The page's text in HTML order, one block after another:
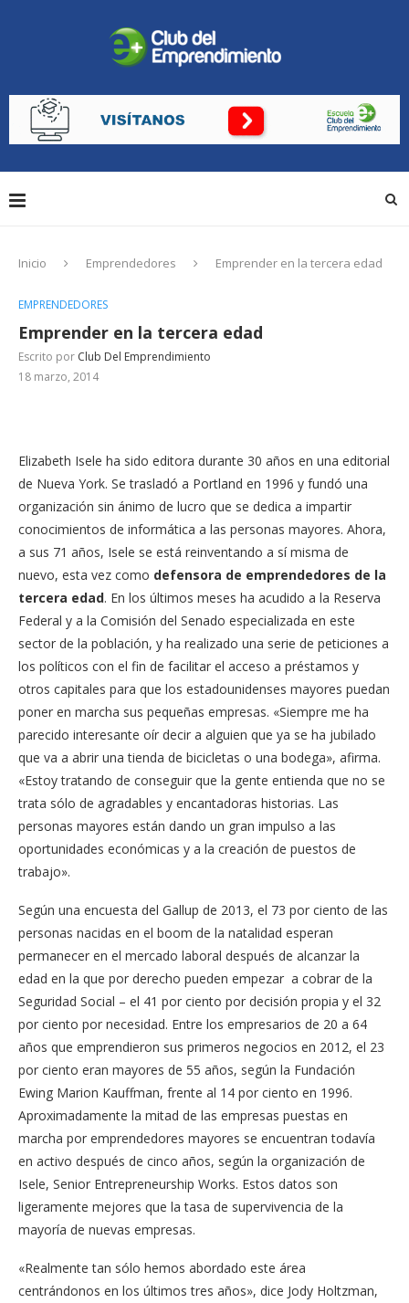
Inicio Emprendedores Emprender en la tercera edad
EMPRENDEDORES
Emprender en la tercera edad
Escrito por Club Del Emprendimiento
18 marzo, 2014
Elizabeth Isele ha sido editora durante 30 años en una editorial
de Nueva York. Se trasladó a Portland en 1996 y fundó una
organización sin ánimo de lucro que se dedica a impartir
conocimientos de informática a las personas mayores. Ahora,
a sus 71 años, Isele se está reinventando a sí misma de
nuevo, esta vez como defensora de emprendedores de la
tercera edad. En los últimos meses ha acudido a la Reserva
Federal y a la Comisión del Senado especializada en este
sector de la población, y ha realizado una serie de peticiones a
los políticos con el fin de facilitar el acceso a préstamos y
otros capitales para que los estadounidenses mayores puedan
poner en marcha sus pequeñas empresas. «Siempre me ha
parecido interesante oír decir a alguien que ya se ha jubilado
que va a abrir una tienda de bicicletas o una bodega», afirma.
«Estoy tratando de conseguir que la gente entienda que no se
trata sólo de agradables y encantadoras historias. Las
personas mayores están dando un gran impulso a las
oportunidades económicas y a la creación de puestos de
trabajo».
Según una encuesta del Gallup de 2013, el 73 por ciento de las
personas nacidas en el boom de la natalidad esperan
permanecer en el mercado laboral después de alcanzar la
edad en la que por derecho pueden empezar a cobrar de la
Seguridad Social – el 41 por ciento por decisión propia y el 32
por ciento por necesidad. Entre los empresarios de 20 a 64
años que emprendieron sus primeros negocios en 2012, el 23
por ciento eran mayores de 55 años, según la Fundación
Ewing Marion Kauffman, frente al 14 por ciento en 1996.
Aproximadamente la mitad de las empresas puestas en
marcha por emprendedores mayores se encuentran todavía
en activo después de cinco años, según la organización de
Isele, Senior Entrepreneurship Works. Estos datos son
ligeramente mejores que la tasa de supervivencia de la
mayoría de nuevas empresas.
«Realmente tan sólo hemos abordado este área
centrándonos en los últimos tres años», dice Jody Holtzman,